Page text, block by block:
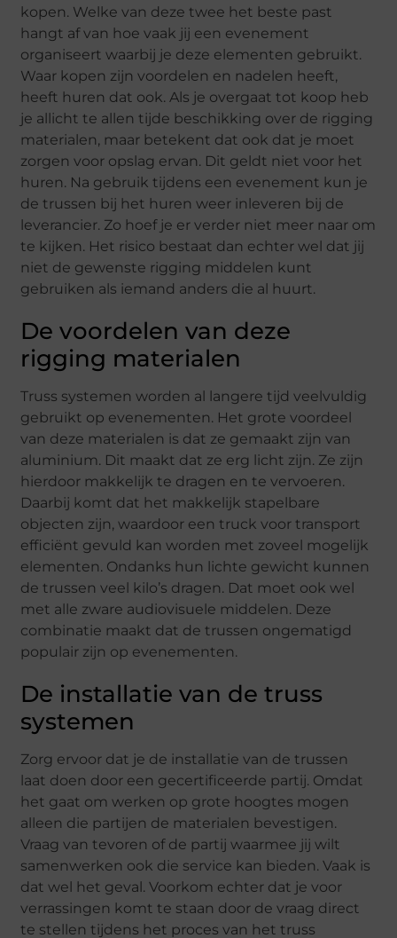
kopen. Welke van deze twee het beste past
hangt af van hoe vaak jij een evenement
organiseert waarbij je deze elementen gebruikt.
Waar kopen zijn voordelen en nadelen heeft,
heeft huren dat ook. Als je overgaat tot koop heb
je allicht te allen tijde beschikking over de rigging
materialen, maar betekent dat ook dat je moet
zorgen voor opslag ervan. Dit geldt niet voor het
huren. Na gebruik tijdens een evenement kun je
de trussen bij het huren weer inleveren bij de
leverancier. Zo hoef je er verder niet meer naar om
te kijken. Het risico bestaat dan echter wel dat jij
niet de gewenste rigging middelen kunt
gebruiken als iemand anders die al huurt.
De voordelen van deze
rigging materialen
Truss systemen worden al langere tijd veelvuldig
gebruikt op evenementen. Het grote voordeel
van deze materialen is dat ze gemaakt zijn van
aluminium. Dit maakt dat ze erg licht zijn. Ze zijn
hierdoor makkelijk te dragen en te vervoeren.
Daarbij komt dat het makkelijk stapelbare
objecten zijn, waardoor een truck voor transport
efficiënt gevuld kan worden met zoveel mogelijk
elementen. Ondanks hun lichte gewicht kunnen
de trussen veel kilo’s dragen. Dat moet ook wel
met alle zware audiovisuele middelen. Deze
combinatie maakt dat de trussen ongematigd
populair zijn op evenementen.
De installatie van de truss
systemen
Zorg ervoor dat je de installatie van de trussen
laat doen door een gecertificeerde partij. Omdat
het gaat om werken op grote hoogtes mogen
alleen die partijen de materialen bevestigen.
Vraag van tevoren of de partij waarmee jij wilt
samenwerken ook die service kan bieden. Vaak is
dat wel het geval. Voorkom echter dat je voor
verrassingen komt te staan door de vraag direct
te stellen tijdens het proces van het truss